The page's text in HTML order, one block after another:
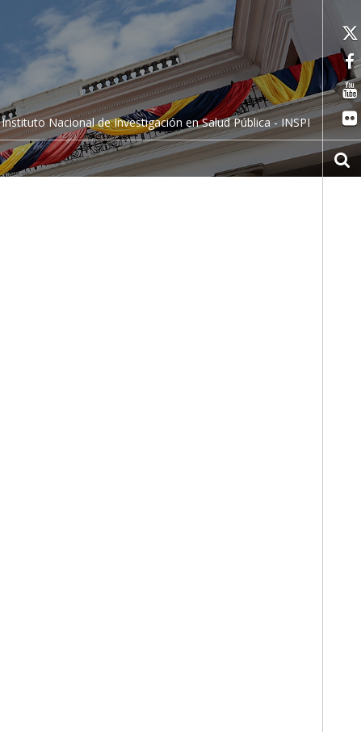
Instituto Nacional de Investigación en Salud Pública - INSPI